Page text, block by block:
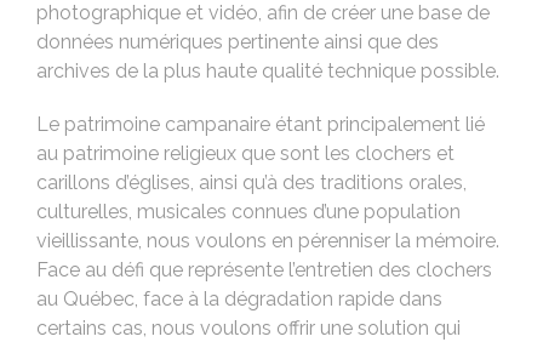
photographique et vidéo, afin de créer une base de
données numériques pertinente ainsi que des
archives de la plus haute qualité technique possible.
Le patrimoine campanaire étant principalement lié
au patrimoine religieux que sont les clochers et
carillons d’églises, ainsi qu’à des traditions orales,
culturelles, musicales connues d’une population
vieillissante, nous voulons en pérenniser la mémoire.
Face au défi que représente l’entretien des clochers
au Québec, face à la dégradation rapide dans
certains cas, nous voulons offrir une solution qui